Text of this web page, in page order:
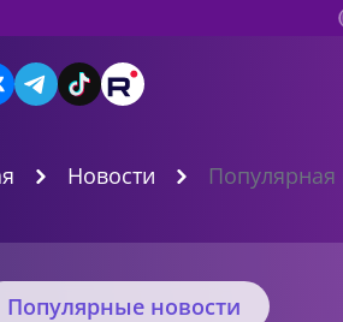
Новости Популярная
Популярные новости